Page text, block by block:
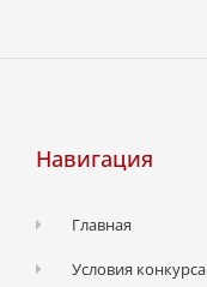
Навигация
Главная
Условия конкурса